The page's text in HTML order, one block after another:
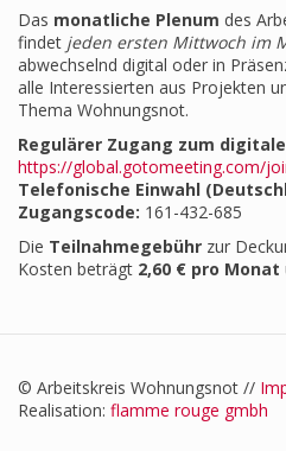
Das monatliche Plenum des
findet jeden ersten Mittwoch im
abwechselnd digital oder in
alle Interessierten aus Projekten
Thema Wohnungsnot.
Regulärer Zugang zum
https://global.gotomeeting.com/
Telefonische Einwahl
Zugangscode: 161-432-685
Die Teilnahmegebühr zur
Kosten beträgt 2,60 € pro Monat
© Arbeitskreis Wohnungsnot //
Realisation: flamme rouge gmbh